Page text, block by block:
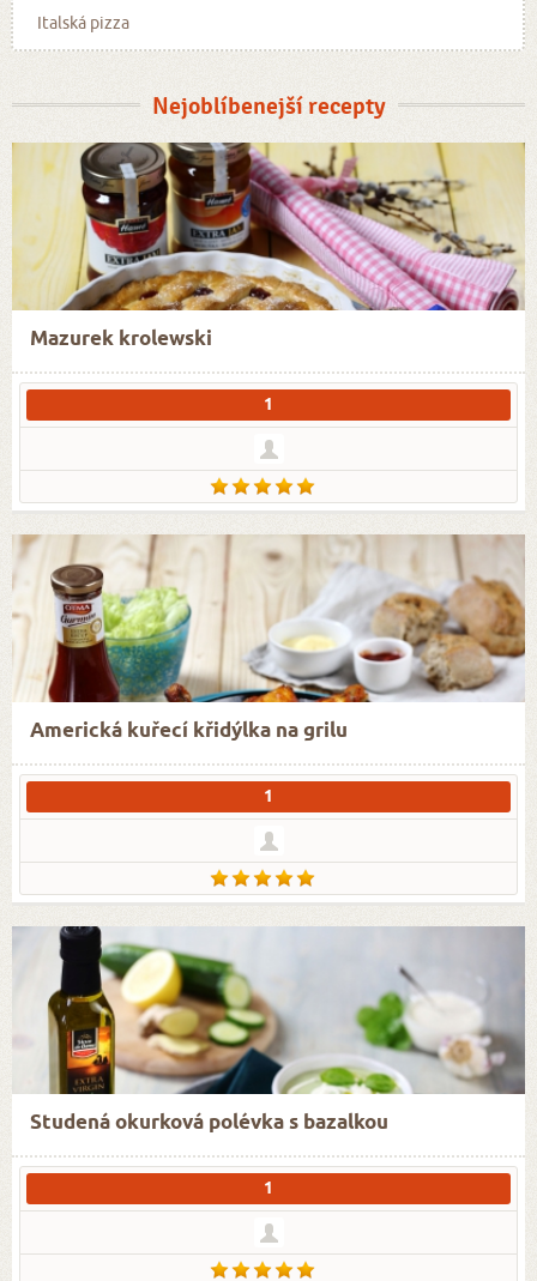
Italská pizza
Nejoblíbenejší recepty
Mazurek krolewski
1
Americká kuřecí křidýlka na grilu
1
Studená okurková polévka s bazalkou
1